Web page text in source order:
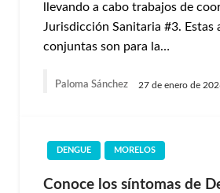
llevando a cabo trabajos de
Jurisdicción Sanitaria #3. Estas
conjuntas son para la…
Paloma Sánchez 27 de enero de
DENGUE MORELOS
Conoce los síntomas de